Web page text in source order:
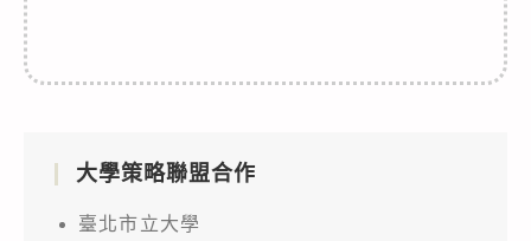
大學策略聯盟合作
臺北市立大學